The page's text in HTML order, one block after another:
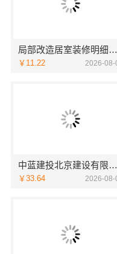
局部改造居室装修明细报价海南万赢饰家新型建筑材料有限公
￥11.22 2026-08-
中蓝建投北京建设有限公司四川：线上农村建房功能体验
￥33.64 2026-08-